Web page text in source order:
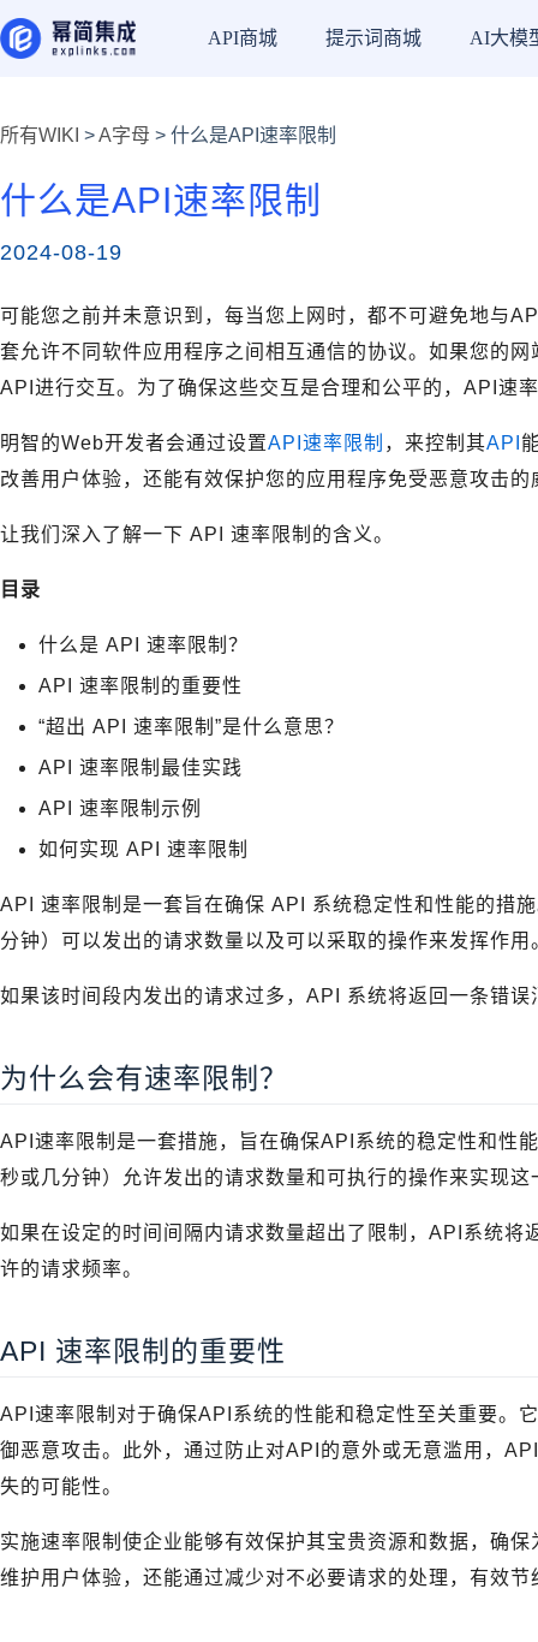
API商城 提示词商城 AI大模
所有WIKI >A字母 > 什么是API速率限制
什么是API速率限制
2024-08-19
可能您之前并未意识到，每当您上网时，都不可避免地与
套允许不同软件应用程序之间相互通信的协议。如果您的
API进行交互。为了确保这些交互是合理和公平的，API速
明智的Web开发者会通过设置API速率限制 ，来控制其API
改善用户体验，还能有效保护您的应用程序免受恶意攻击的
让我们深入了解一下 API 速率限制的含义。
目录
什么是 API 速率限制？
API 速率限制的重要性
“超出 API 速率限制”是什么意思？
API 速率限制最佳实践
API 速率限制示例
如何实现 API 速率限制
API 速率限制是一套旨在确保 API 系统稳定性和性能的措
分钟）可以发出的请求数量以及可以采取的操作来发挥作用
如果该时间段内发出的请求过多，API 系统将返回一条错
为什么会有速率限制？
API速率限制是一套措施，旨在确保API系统的稳定性和性
秒或几分钟）允许发出的请求数量和可执行的操作来实现这
如果在设定的时间间隔内请求数量超出了限制，API系统将
许的请求频率。
API 速率限制的重要性
API速率限制对于确保API系统的性能和稳定性至关重要。
御恶意攻击。此外，通过防止对API的意外或无意滥用，
失的可能性。
实施速率限制使企业能够有效保护其宝贵资源和数据，确
维护用户体验，还能通过减少对不必要请求的处理，有效